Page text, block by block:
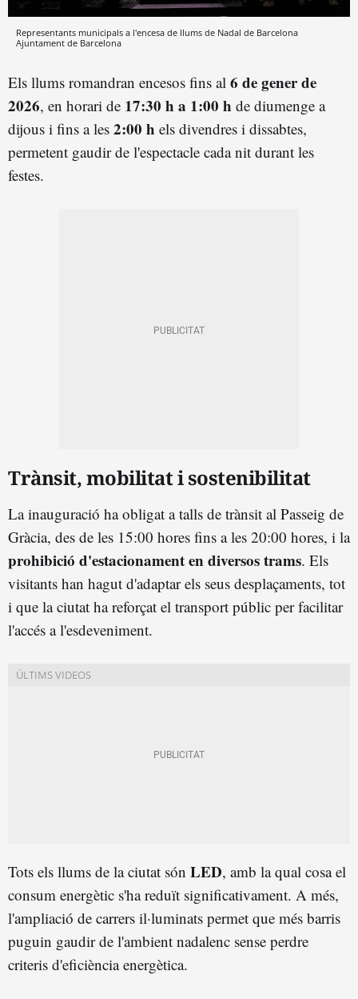
Representants municipals a l'encesa de llums de Nadal de Barcelona
Ajuntament de Barcelona
Els llums romandran encesos fins al 6 de gener de
2026, en horari de 17:30 h a 1:00 h de diumenge a
dijous i fins a les 2:00 h els divendres i dissabtes,
permetent gaudir de l'espectacle cada nit durant les
festes.
Trànsit, mobilitat i sostenibilitat
La inauguració ha obligat a talls de trànsit al Passeig de
Gràcia, des de les 15:00 hores fins a les 20:00 hores, i la
prohibició d'estacionament en diversos trams. Els
visitants han hagut d'adaptar els seus desplaçaments, tot
i que la ciutat ha reforçat el transport públic per facilitar
l'accés a l'esdeveniment.
Tots els llums de la ciutat són LED, amb la qual cosa el
consum energètic s'ha reduït significativament. A més,
l'ampliació de carrers il·luminats permet que més barris
puguin gaudir de l'ambient nadalenc sense perdre
criteris d'eficiència energètica.